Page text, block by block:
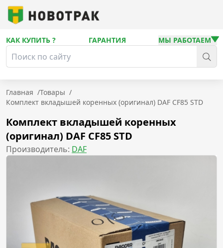
КАК КУПИТЬ ? ГАРАНТИЯ МЫ РАБОТАЕМ
Главная /Товары /
Комплект вкладышей коренных (оригинал) DAF CF85 STD
Комплект вкладышей коренных
(оригинал) DAF CF85 STD
Производитель: DAF